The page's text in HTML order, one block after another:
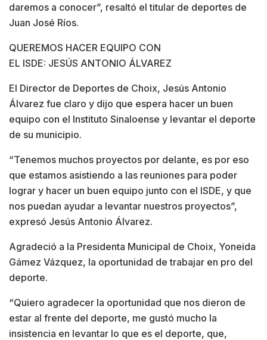
daremos a conocer”, resaltó el titular de deportes de
Juan José Ríos.
QUEREMOS HACER EQUIPO CON
EL ISDE: JESÚS ANTONIO ÁLVAREZ
El Director de Deportes de Choix, Jesús Antonio
Álvarez fue claro y dijo que espera hacer un buen
equipo con el Instituto Sinaloense y levantar el deporte
de su municipio.
“Tenemos muchos proyectos por delante, es por eso
que estamos asistiendo a las reuniones para poder
lograr y hacer un buen equipo junto con el ISDE, y que
nos puedan ayudar a levantar nuestros proyectos”,
expresó Jesús Antonio Álvarez.
Agradeció a la Presidenta Municipal de Choix, Yoneida
Gámez Vázquez, la oportunidad de trabajar en pro del
deporte.
“Quiero agradecer la oportunidad que nos dieron de
estar al frente del deporte, me gustó mucho la
insistencia en levantar lo que es el deporte, que,